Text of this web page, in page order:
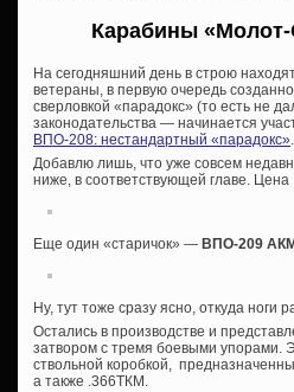
Карабины «Молот-
На сегодняшний день в строю
ветераны, в первую очередь
сверловкой «парадокс» (то есть не
законодательства — начинается
ВПО-208: нестандартный «парадокс».
Добавлю лишь, что уже совсем
ниже, в соответствующей главе.
Еще один «старичок» — ВПО-209 АКМ
Ну, тут тоже сразу ясно, откуда ноги
Остались в производстве и
затвором с тремя боевыми упорами.
ствольной коробкой,
а также .366ТКМ.